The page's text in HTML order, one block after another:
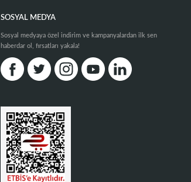
SOSYAL MEDYA
Sosyal medyaya özel indirim ve kampanyalardan ilk sen
haberdar ol, fırsatları yakala!